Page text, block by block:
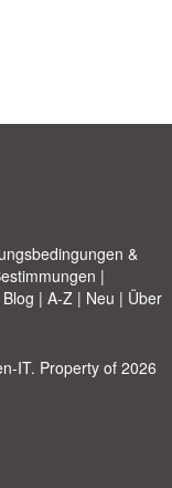
&
|
Blog | A-Z | Neu | Über
IT. Property of 2026